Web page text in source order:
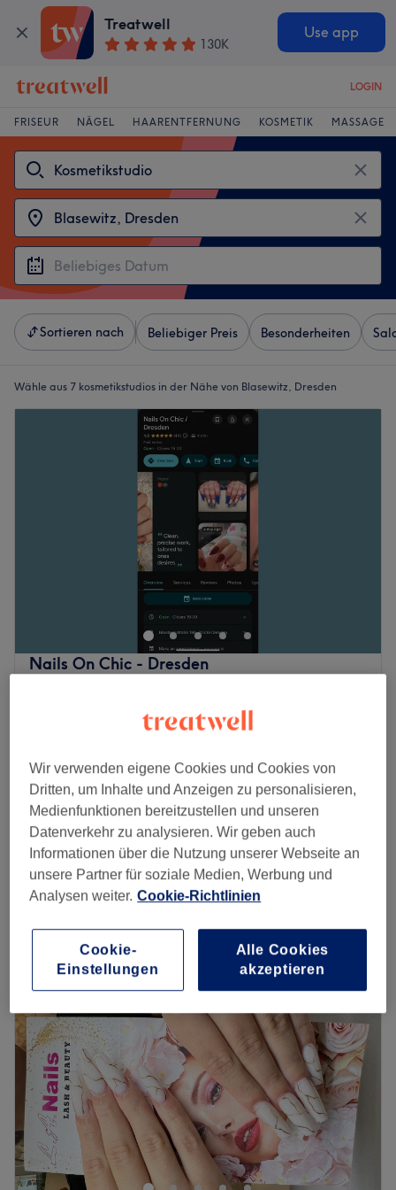
Treatwell
130K
Use app
LOGIN
FRISEUR NÄGEL HAARENTFERNUNG KOSMETIK MASSAGE
Sortieren nach Beliebiger Preis Besonderheiten
Wähle aus 7 kosmetikstudios in der Nähe von Blasewitz, Dresden
Nails On Chic - Dresden
Auf Karte anzeigen
🎨 Auffüllen (Gel) – Fullcover (nur Farbe)
Deluxe Pediküre mit Shellac
45 Min.
45 €
💅 Neumodellage (Gel) MIT oder OHNE
Verlängerung
1 Std.
ab 35 €
Schnellansicht Saloninfos
Montag 08:30–19:30
Dienstag
08:30–19:30
Mittwoch
08:30–19:30
Donnerstag
08:30–19:30
Freitag
08:30
19:30
Samstag
09:00– 18:00
Sonntag
Geschlossen
Nails On Chic: Wo Eleganz auf Perfektion trifft
Willkommen bei Nails On Chic in Dresden, Ihrem
exklusiven Studio für Nageldesign, das Professionalität,
Wir verwenden eigene Cookies und Cookies von
Dritten, um Inhalte und Anzeigen zu personalisieren,
Medienfunktionen bereitzustellen und unseren
Datenverkehr zu analysieren. Wir geben auch
Informationen über die Nutzung unserer Webseite an
unsere Partner für soziale Medien, Werbung und
Analysen weiter. Cookie-Richtlinien
Cookie-
Einstellungen
Alle Cookies
akzeptieren